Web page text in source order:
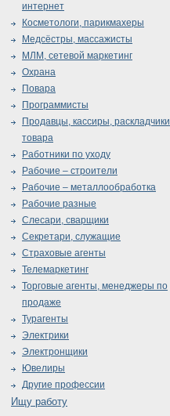
интернет
Косметологи, парикмахеры
Медсёстры, массажисты
МЛМ, сетевой маркетинг
Охрана
Повара
Программисты
Продавцы, кассиры, раскладчики
товара
Работники по уходу
Рабочие – строители
Рабочие – металлообработка
Рабочие разные
Слесари, сварщики
Секретари, служащие
Страховые агенты
Телемаркетинг
Торговые агенты, менеджеры по
продаже
Турагенты
Электрики
Электронщики
Ювелиры
Другие профессии
Ищу работу